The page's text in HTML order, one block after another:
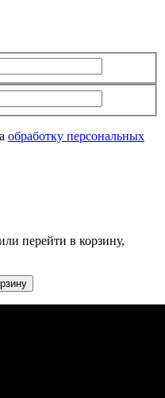
обработку персональных
перейти в корзину,